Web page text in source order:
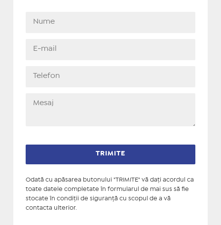
Odată cu apăsarea butonului "TRIMITE" vă daţi acordul ca
toate datele completate în formularul de mai sus să fie
stocate în condiţii de siguranţă cu scopul de a vă
contacta ulterior.